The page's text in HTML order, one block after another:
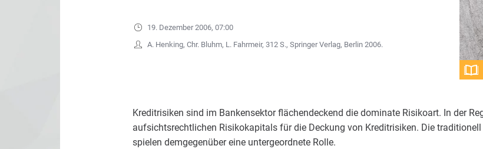
19. Dezember 2006, 07:00
A. Henking, Chr. Bluhm, L. Fahrmeir, 312 S., Springer Verlag, Berlin 2006.
Kreditrisiken sind im Bankensektor flächendeckend die dominate Risikoart. In der
aufsichtsrechtlichen Risikokapitals für die Deckung von Kreditrisiken. Die
spielen demgegenüber eine untergeordnete Rolle.